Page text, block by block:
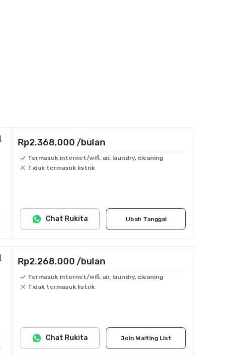
Rp2.368.000 /bulan
Termasuk internet/wifi, air, laundry, cleaning
Tidak termasuk listrik
Ubah Tanggal
Chat Rukita
Rp2.268.000 /bulan
Termasuk internet/wifi, air, laundry, cleaning
Tidak termasuk listrik
Join Waiting List
Chat Rukita